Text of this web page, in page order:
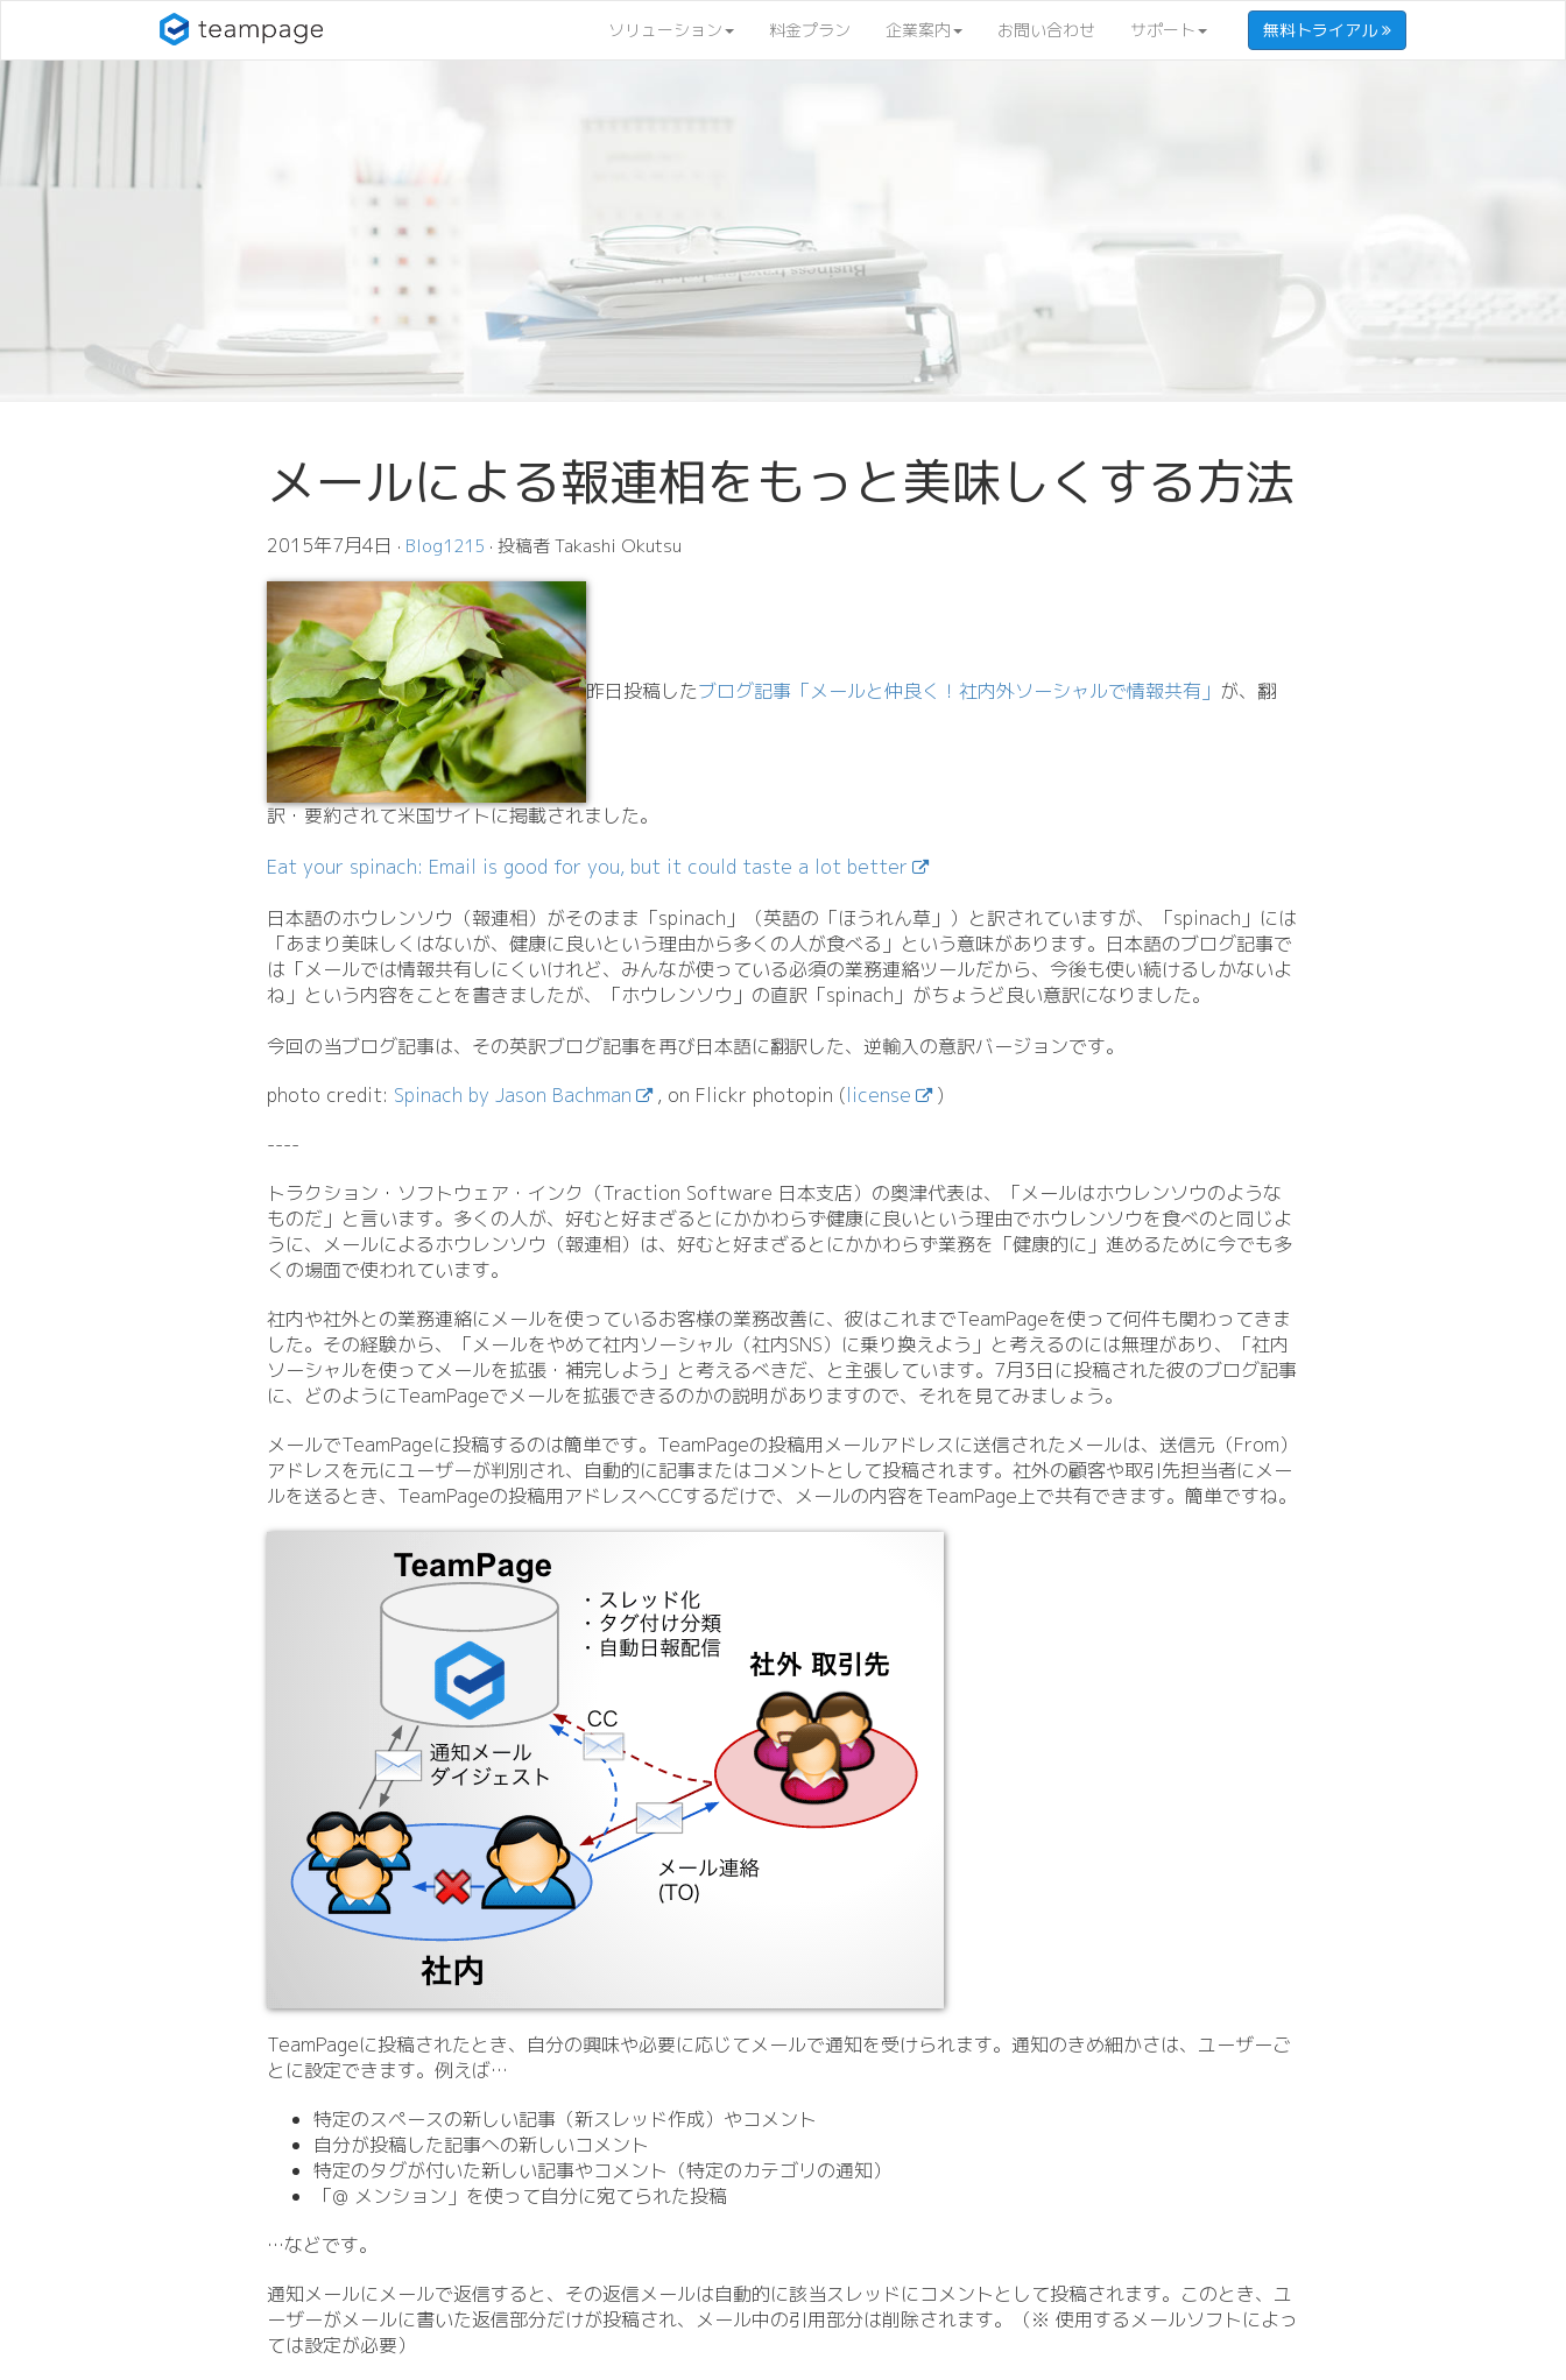
ソリューション 料金プラン 企業案内 お問い合わせ サポート 無料トライアル
メールによる報連相をもっと美味しくする方法
2015年7月4日 · Blog1215 · 投稿者 Takashi Okutsu
昨日投稿したブログ記事「メールと仲良く！社内外ソーシャルで情報共有」 が、翻
訳・要約されて米国サイトに掲載されました。
Eat your spinach: Email is good for you, but it could taste a lot better
日本語のホウレンソウ（報連相）がそのまま「spinach」（英語の「ほうれん草」）と訳されていますが、「spinach」には
「あまり美味しくはないが、健康に良いという理由から多くの人が食べる」という意味があります。日本語のブログ記事で
は「メールでは情報共有しにくいけれど、みんなが使っている必須の業務連絡ツールだから、今後も使い続けるしかないよ
ね」という内容をことを書きましたが、「ホウレンソウ」の直訳「spinach」がちょうど良い意訳になりました。
今回の当ブログ記事は、その英訳ブログ記事を再び日本語に翻訳した、逆輸入の意訳バージョンです。
photo credit: Spinach by Jason Bachman , on Flickr photopin (license
)
----
トラクション・ソフトウェア・インク（Traction Software 日本支店）の奥津代表は、「メールはホウレンソウのような
ものだ」と言います。多くの人が、好むと好まざるとにかかわらず健康に良いという理由でホウレンソウを食べのと同じよ
うに、メールによるホウレンソウ（報連相）は、好むと好まざるとにかかわらず業務を「健康的に」進めるために今でも多
くの場面で使われています。
社内や社外との業務連絡にメールを使っているお客様の業務改善に、彼はこれまでTeamPageを使って何件も関わってきま
した。その経験から、「メールをやめて社内ソーシャル（社内SNS）に乗り換えよう」と考えるのには無理があり、「社内
ソーシャルを使ってメールを拡張・補完しよう」と考えるべきだ、と主張しています。7月3日に投稿された彼のブログ記事
に、どのようにTeamPageでメールを拡張できるのかの説明がありますので、それを見てみましょう。
メールでTeamPageに投稿するのは簡単です。TeamPageの投稿用メールアドレスに送信されたメールは、送信元（From）
アドレスを元にユーザーが判別され、自動的に記事またはコメントとして投稿されます。社外の顧客や取引先担当者にメー
ルを送るとき、TeamPageの投稿用アドレスへCCするだけで、メールの内容をTeamPage上で共有できます。簡単ですね。
TeamPageに投稿されたとき、自分の興味や必要に応じてメールで通知を受けられます。通知のきめ細かさは、ユーザーご
とに設定できます。例えば…
特定のスペースの新しい記事（新スレッド作成）やコメント
自分が投稿した記事への新しいコメント
特定のタグが付いた新しい記事やコメント（特定のカテゴリの通知）
「@ メンション」を使って自分に宛てられた投稿
…などです。
通知メールにメールで返信すると、その返信メールは自動的に該当スレッドにコメントとして投稿されます。このとき、ユ
ーザーがメールに書いた返信部分だけが投稿され、メール中の引用部分は削除されます。（※ 使用するメールソフトによっ
ては設定が必要）